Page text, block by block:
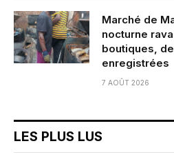
Marché de
nocturne
boutiques,
enregistrées
7 AOÛT 2026
LES PLUS LUS